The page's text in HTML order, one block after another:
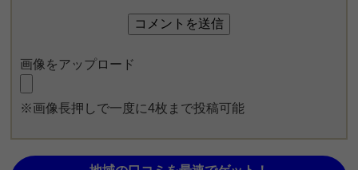
画像をアップロード
※画像長押しで一度に4枚まで投稿可能